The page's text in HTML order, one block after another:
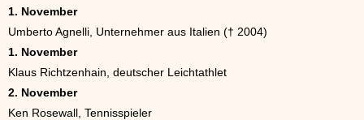
1. November
Umberto Agnelli, Unternehmer aus Italien († 2004)
1. November
Klaus Richtzenhain, deutscher Leichtathlet
2. November
Ken Rosewall, Tennisspieler